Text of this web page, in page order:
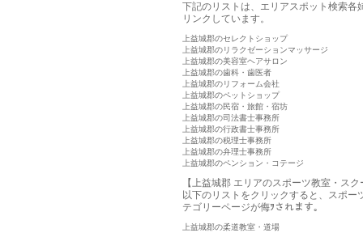
下記のリストは、エリアスポット検索各
リンクしています。
上益城郡のセレクトショップ
上益城郡のリラクゼーションマッサージ
上益城郡の美容室ヘアサロン
上益城郡の歯科・歯医者
上益城郡のリフォーム会社
上益城郡のペットショップ
上益城郡の民宿・旅館・宿坊
上益城郡の司法書士事務所
上益城郡の行政書士事務所
上益城郡の税理士事務所
上益城郡の弁理士事務所
上益城郡のペンション・コテージ
【上益城郡 エリアのスポーツ教室・ス
以下のリストをクリックすると、スポ
テゴリーページが侮ｦされます。
上益城郡の柔道教室・道場